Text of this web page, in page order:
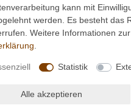
Verantwortlicher Hersteller
kann mit
werden. Es besteht das
Weitere Informationen
Statistik
Alle akzeptieren